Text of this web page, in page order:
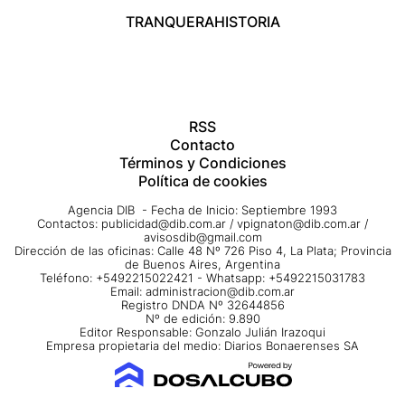
TRANQUERAHISTORIA
RSS
Contacto
Términos y Condiciones
Política de cookies
Agencia DIB - Fecha de Inicio: Septiembre 1993
Contactos: publicidad@dib.com.ar / vpignaton@dib.com.ar /
avisosdib@gmail.com
Dirección de las oficinas: Calle 48 Nº 726 Piso 4, La Plata; Provincia
de Buenos Aires, Argentina
Teléfono: +5492215022421 - Whatsapp: +5492215031783
Email: administracion@dib.com.ar
Registro DNDA Nº 32644856
Nº de edición: 9.890
Editor Responsable: Gonzalo Julián Irazoqui
Empresa propietaria del medio: Diarios Bonaerenses SA